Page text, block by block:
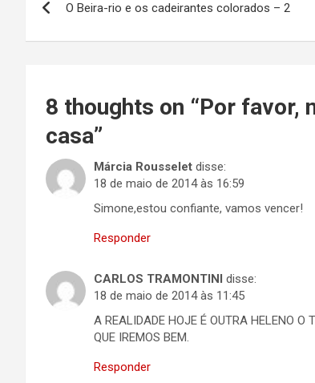
de
O Beira-rio e os cadeirantes colorados – 2
8 thoughts on “Por favor,
casa”
Márcia Rousselet disse:
18 de maio de 2014 às 16:59
Simone,estou confiante, vamos vencer!
Responder
CARLOS TRAMONTINI disse:
18 de maio de 2014 às 11:45
A REALIDADE HOJE É OUTRA HELENO O
QUE IREMOS BEM.
Responder